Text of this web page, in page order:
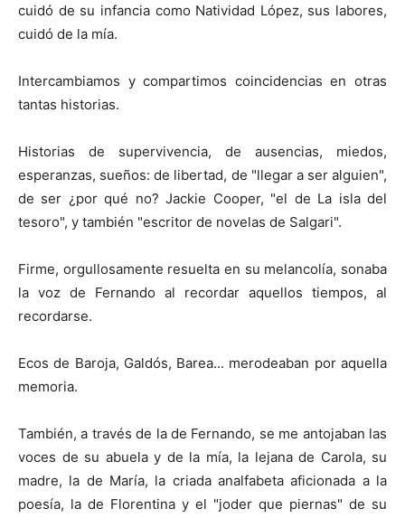
cuidó de su infancia como Natividad López, sus labores,
cuidó de la mía.
Intercambiamos y compartimos coincidencias en otras
tantas historias.
Historias de supervivencia, de ausencias, miedos,
esperanzas, sueños: de libertad, de "llegar a ser alguien",
de ser ¿por qué no? Jackie Cooper, "el de La isla del
tesoro", y también "escritor de novelas de Salgari".
Firme, orgullosamente resuelta en su melancolía, sonaba
la voz de Fernando al recordar aquellos tiempos, al
recordarse.
Ecos de Baroja, Galdós, Barea... merodeaban por aquella
memoria.
También, a través de la de Fernando, se me antojaban las
voces de su abuela y de la mía, la lejana de Carola, su
madre, la de María, la criada analfabeta aficionada a la
poesía, la de Florentina y el "joder que piernas" de su